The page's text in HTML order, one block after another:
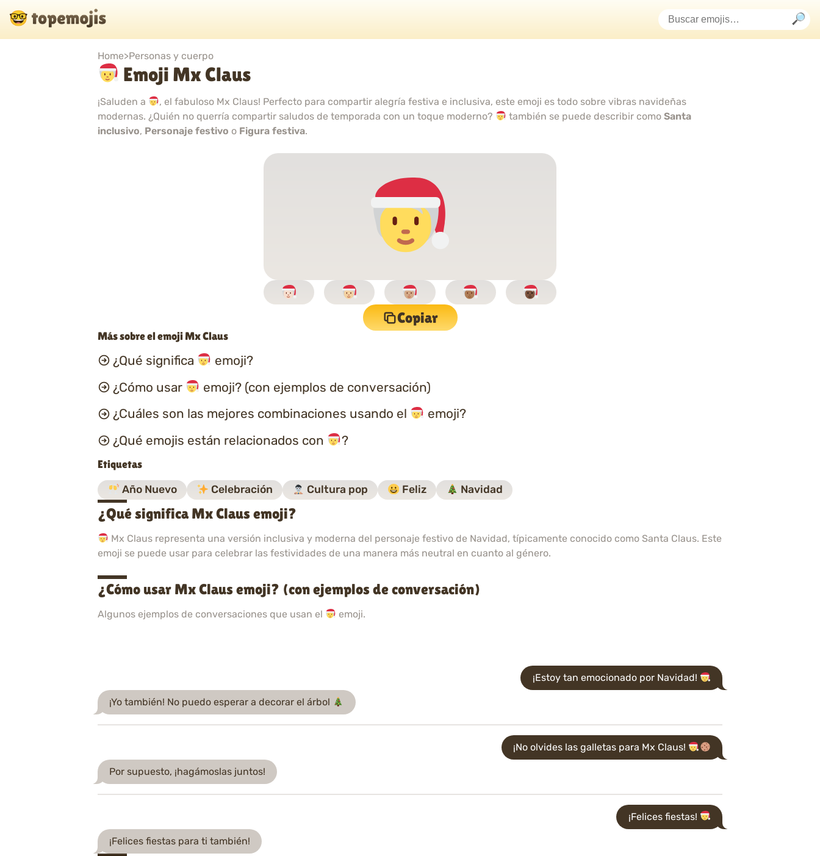
Home>Personas y cuerpo
Emoji Mx Claus
¡Saluden a
, el fabuloso Mx Claus! Perfecto para compartir alegría festiva e inclusiva, este emoji es todo sobre vibras navideñas
modernas. ¿Quién no querría compartir saludos de temporada con un toque moderno?
también se puede describir comoSanta
inclusivo, Personaje festivo o Figura festiva.
Copiar
Más sobre el emoji Mx Claus
¿Qué significa
emoji?
¿Cómo usar
emoji? (con ejemplos de conversación)
¿Cuáles son las mejores combinaciones usando el
emoji?
¿Qué emojis están relacionados con
?
Etiquetas
Año Nuevo Celebración Cultura pop Feliz Navidad
¿Qué significa Mx Claus emoji?
Mx Claus representa una versión inclusiva y moderna del personaje festivo de Navidad, típicamente conocido como Santa Claus. Este
emoji se puede usar para celebrar las festividades de una manera más neutral en cuanto al género.
¿Cómo usar Mx Claus emoji? (con ejemplos de conversación)
Algunos ejemplos de conversaciones que usan el emoji.
¡Estoy tan emocionado por Navidad!
¡Yo también! No puedo esperar a decorar el árbol
¡No olvides las galletas para Mx Claus!
Por supuesto, ¡hagámoslas juntos!
¡Felices fiestas!
¡Felices fiestas para ti también!